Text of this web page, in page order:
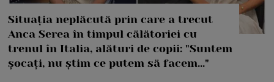
Situația neplăcută prin care a trecut
Anca Serea în timpul călătoriei cu
trenul în Italia, alături de copii: "Suntem
șocați, nu știm ce putem să facem..."